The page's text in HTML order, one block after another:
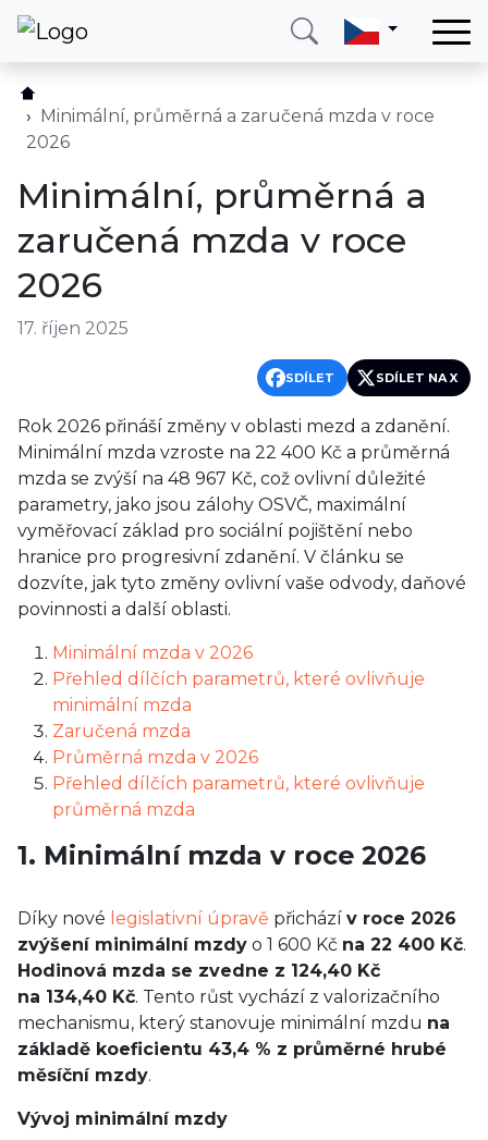
Služby
O nás
Blog
Kontakt
Minimální, průměrná a zaručená mzda v roce
2026
Minimální, průměrná a
zaručená mzda v roce
2026
17. říjen 2025
SDÍLET SDÍLET NA X
Rok 2026 přináší změny v oblasti mezd a zdanění.
Minimální mzda vzroste na 22 400 Kč a průměrná
mzda se zvýší na 48 967 Kč, což ovlivní důležité
parametry, jako jsou zálohy OSVČ, maximální
vyměřovací základ pro sociální pojištění nebo
hranice pro progresivní zdanění. V článku se
dozvíte, jak tyto změny ovlivní vaše odvody, daňové
povinnosti a další oblasti.
Minimální mzda v 2026
Přehled dílčích parametrů, které ovlivňuje
minimální mzda
Zaručená mzda
Průměrná mzda v 2026
Přehled dílčích parametrů, které ovlivňuje
průměrná mzda
1. Minimální mzda v roce 2026
Díky nové legislativní úpravě přichází v roce 2026
zvýšení minimální mzdy o 1 600 Kč na 22 400 Kč.
Hodinová mzda se zvedne z 124,40 Kč
na 134,40 Kč. Tento růst vychází z valorizačního
mechanismu, který stanovuje minimální mzdu na
základě koeficientu 43,4 % z průměrné hrubé
měsíční mzdy.
Vývoj minimální mzdy